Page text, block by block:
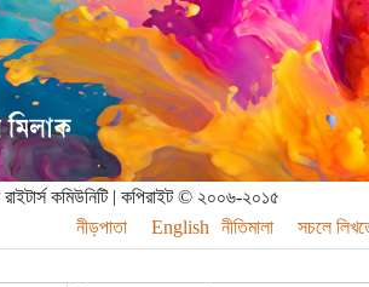
কমিউনিটি | কপিরাইট © ২০০৬-২০১৫
নীড়পাতা
English নীতিমালা সচলে